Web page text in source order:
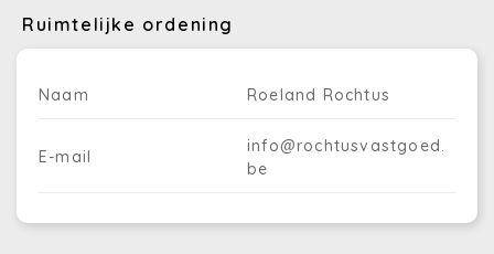
Ruimtelijke ordening
Naam Roeland Rochtus
E-mail
info@rochtusvastgoed.
be